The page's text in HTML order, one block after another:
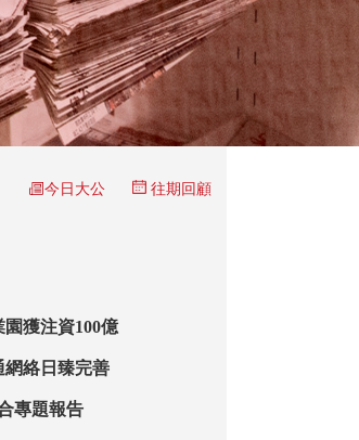
今日大公 往期回顧
獲注資100億
網絡日臻完善
專題報告